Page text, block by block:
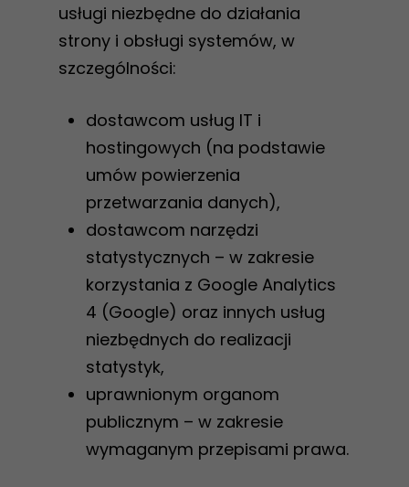
usługi niezbędne do działania
strony i obsługi systemów, w
szczególności:
dostawcom usług IT i
hostingowych (na podstawie
umów powierzenia
przetwarzania danych),
dostawcom narzędzi
statystycznych – w zakresie
korzystania z Google Analytics
4 (Google) oraz innych usług
niezbędnych do realizacji
statystyk,
uprawnionym organom
publicznym – w zakresie
wymaganym przepisami prawa.